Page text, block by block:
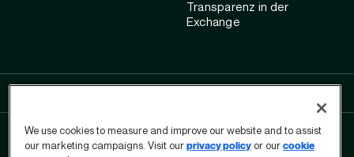
Transparenz in der
Exchange
We use cookies to measure and improve our website and to assist
our marketing campaigns. Visit our privacy policy or ourcookie